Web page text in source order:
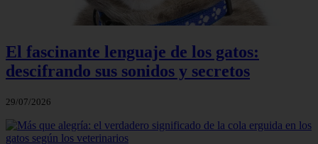
El fascinante lenguaje de los gatos:
descifrando sus sonidos y secretos
29/07/2026